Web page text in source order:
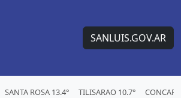
SANLUIS.GOV.AR
SANTA ROSA 13.4° TILISARAO 10.7°